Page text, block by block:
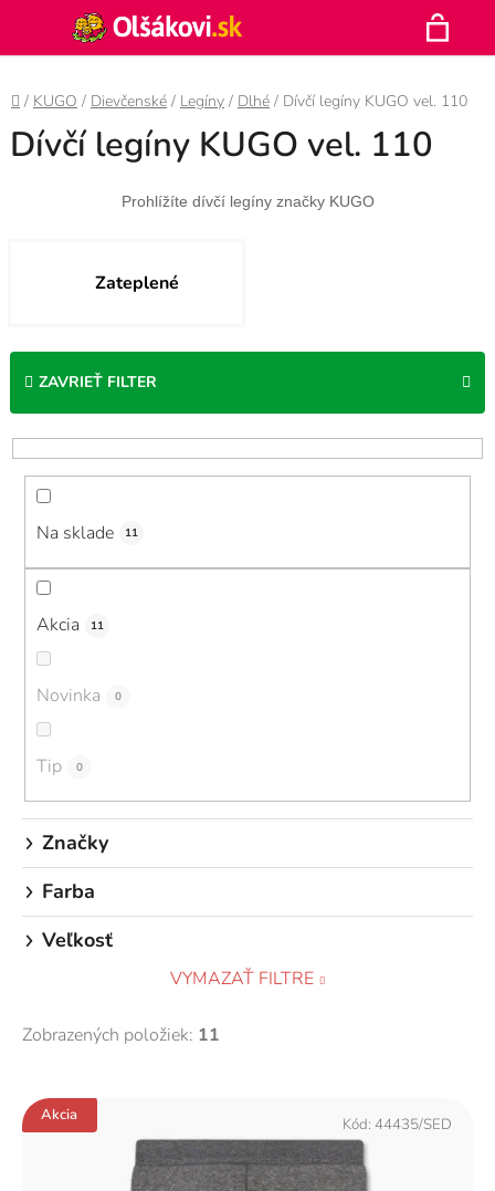
obsah
Hľadať
Domov
/ KUGO / Dievčenské / Legíny / Dlhé / Dívčí legíny KUGO vel. 110
Dívčí legíny KUGO vel. 110
Prohlížíte dívčí legíny značky KUGO
Zateplené
ZAVRIEŤ FILTER
Na sklade 11
Akcia 11
Novinka 0
Tip 0
Značky
Farba
Veľkosť
VYMAZAŤ FILTRE
Zobrazených položiek: 11
V
ý
Akcia Kód: 44435/SED